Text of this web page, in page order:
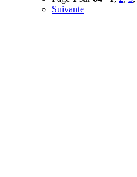
Suivante